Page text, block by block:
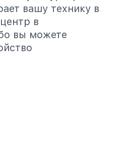
вашу технику в
в
вы можете